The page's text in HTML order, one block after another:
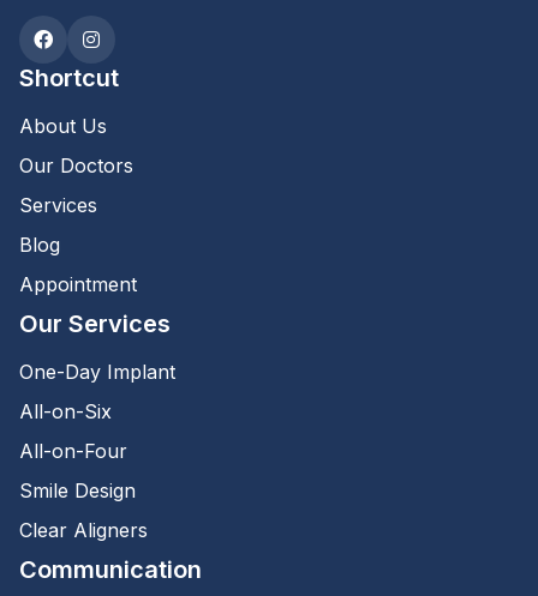
Shortcut
About Us
Our Doctors
Services
Blog
Appointment
Our Services
One-Day Implant
All-on-Six
All-on-Four
Smile Design
Clear Aligners
Communication